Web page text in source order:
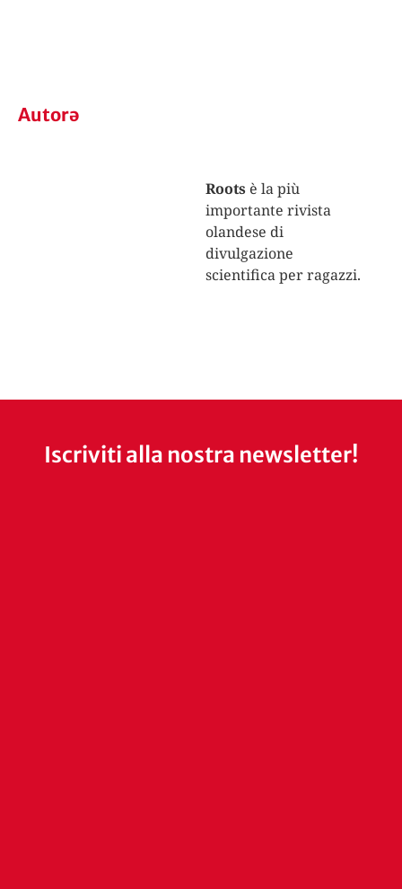
Autorə
Rootsè la più
importante rivista
olandese di
divulgazione
scientifica per ragazzi.
Iscriviti alla nostra newsletter!